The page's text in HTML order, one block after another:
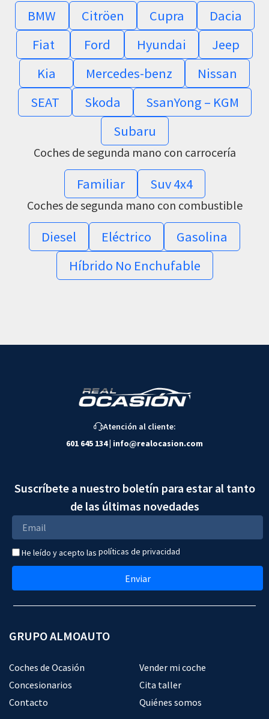
BMW Citröen Cupra
Dacia
Fiat
Ford Hyundai
Jeep
Kia
Mercedes-benz
Nissan
SEAT
Skoda
SsanYong – KGM
Subaru
Coches de segunda mano con carrocería
Familiar Suv 4x4
Coches de segunda mano con combustible
Diesel Eléctrico
Gasolina
Híbrido No Enchufable
Atención al cliente:
601 645 134| info@realocasion.com
Suscríbete a nuestro boletín para estar al tanto
de las últimas novedades
He leído y acepto las políticas de privacidad
Enviar
GRUPO ALMOAUTO
Coches de Ocasión
Concesionarios
Contacto
Vender mi coche
Cita taller
Quiénes somos